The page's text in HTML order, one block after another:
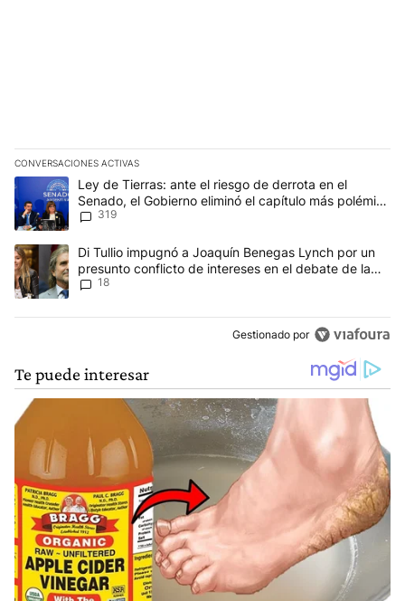
CONVERSACIONES ACTIVAS
Este listado muestra los artículos con más comentarios en los
Un artículo de tendencia con el título "Ley de Tierras: ante el
Ley de Tierras: ante el riesgo de derrota en el
Senado, el Gobierno eliminó el capítulo más polémico
del proyecto
319
Un artículo de tendencia con el título "Di Tullio impugnó a
Di Tullio impugnó a Joaquín Benegas Lynch por un
presunto conflicto de intereses en el debate de la
Ley de Tierras
18
Gestionado por